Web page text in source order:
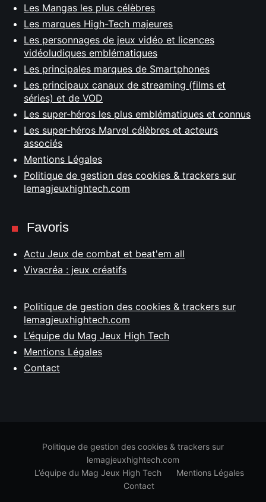
Les Mangas les plus célèbres
Les marques High-Tech majeures
Les personnages de jeux vidéo et licences
vidéoludiques emblématiques
Les principales marques de Smartphones
Les principaux canaux de streaming (films et
séries) et de VOD
Les super-héros les plus emblématiques et connus
Les super-héros Marvel célèbres et acteurs
associés
Mentions Légales
Politique de gestion des cookies & trackers sur
lemagjeuxhightech.com
Favoris
Actu Jeux de combat et beat'em all
Vivacréa : jeux créatifs
Politique de gestion des cookies & trackers sur
lemagjeuxhightech.com
L’équipe du Mag Jeux High Tech
Mentions Légales
Contact
Politique de gestion des cookies & trackers sur
lemagjeuxhightech.com
L’équipe du Mag Jeux High Tech
Mentions Légales
Contact